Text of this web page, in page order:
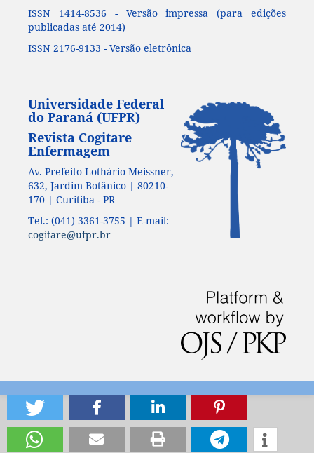
ISSN 1414-8536 - Versão impressa (para edições
publicadas até 2014)
ISSN 2176-9133 - Versão eletrônica
Universidade Federal
do Paraná (UFPR)
Revista Cogitare
Enfermagem
Av. Prefeito Lothário Meissner,
632, Jardim Botânico | 80210-
170 | Curitiba - PR
Tel.: (041) 3361-3755 | E-mail:
cogitare@ufpr.br